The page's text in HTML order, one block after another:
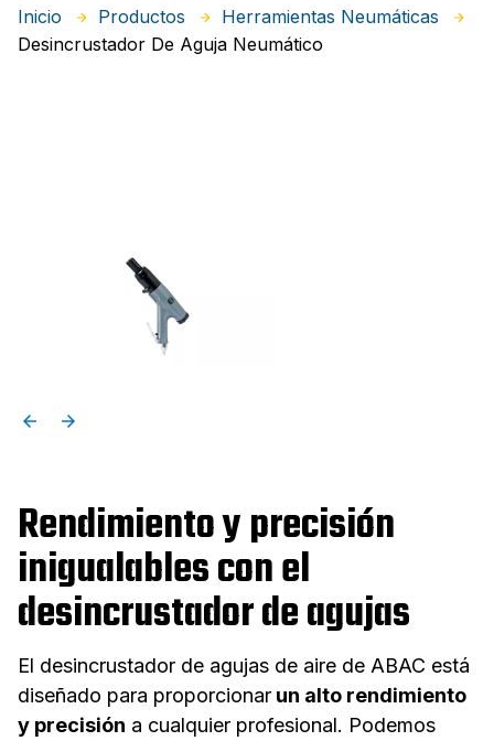
Inicio Productos
Herramientas Neumáticas
Desincrustador De Aguja Neumático
Rendimiento y precisión
inigualables con el
desincrustador de agujas
El desincrustador de agujas de aire de ABAC está
diseñado para proporcionar un alto rendimiento
y precisión a cualquier profesional. Podemos